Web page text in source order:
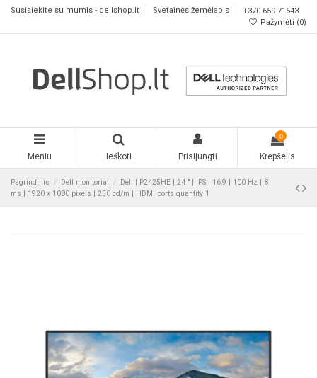
Susisiekite su mumis - dellshop.lt Svetainės žemėlapis
+370 659 71643
Pažymėti (0)
Meniu Ieškoti Prisijungti
0
Krepšelis
Pagrindinis Dell monitoriai
Dell | P2425HE | 24 " | IPS | 16:9 | 100 Hz | 8
ms | 1920 x 1080 pixels | 250 cd/m | HDMI ports quantity 1